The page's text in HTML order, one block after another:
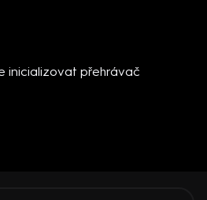
inicializovat přehrávač